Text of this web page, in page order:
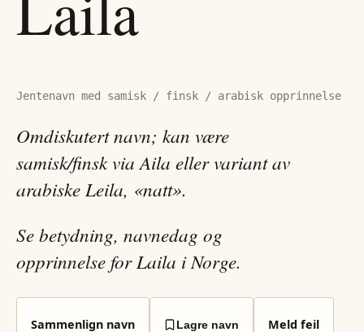
Jentenavn med samisk / finsk / arabisk opprinnelse
Omdiskutert navn; kan være
samisk/finsk via Aila eller variant av
arabiske Leila, «natt».
Se betydning, navnedag og
opprinnelse for Laila i Norge.
Sammenlign navn Lagre navn Meld feil